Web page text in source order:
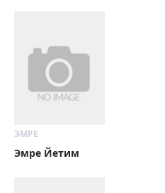
ЭМРЕ
Эмре Йетим